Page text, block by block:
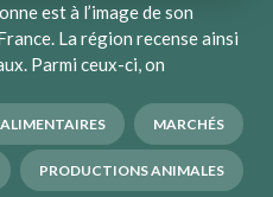
est à l’image de son
La région recense ainsi
Parmi ceux-ci, on
MARCHÉS
PRODUCTIONS ANIMALES